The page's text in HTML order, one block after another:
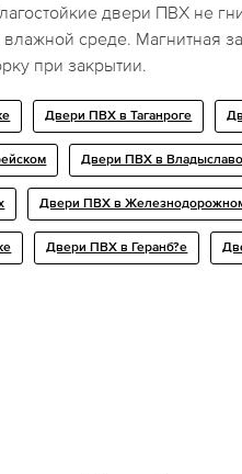
двери ПВХ не
среде. Магнитная
при закрытии.
Двери ПВХ в Таганроге
Двери ПВХ в
Двери ПВХ в
Двери ПВХ в Геранб?е